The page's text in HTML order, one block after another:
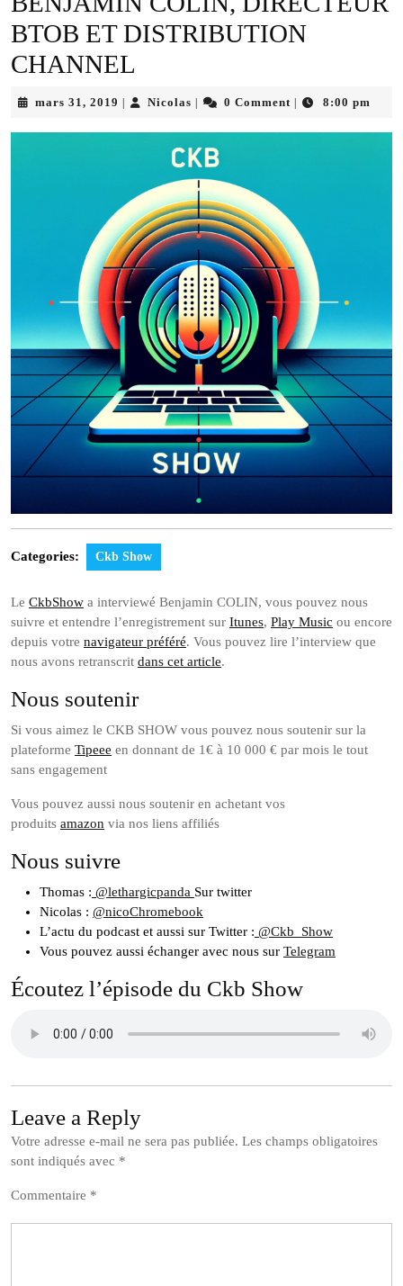
BTOB ET DISTRIBUTION
CHANNEL
mars 31, 2019 mars
2019
Nicolas Nicolas0 Comment 8:00 pm
Categories: Ckb Show
Le CkbShow a interviewé Benjamin COLIN, vous pouvez nous
suivre et entendre l’enregistrement sur Itunes, Play Music ou encore
depuis votre navigateur préféré. Vous pouvez lire l’interview que
nous avons retranscrit dans cet article.
Nous soutenir
Si vous aimez le CKB SHOW vous pouvez nous soutenir sur la
plateforme Tipeee en donnant de 1€ à 10 000 € par mois le tout
sans engagement
Vous pouvez aussi nous soutenir en achetant vos
produits amazon via nos liens affiliés
Nous suivre
Thomas : @lethargicpanda Sur twitter
Nicolas : @nicoChromebook
L’actu du podcast et aussi sur Twitter : @Ckb_Show
Vous pouvez aussi échanger avec nous sur Telegram
Écoutez l’épisode du Ckb Show
Leave a Reply
Votre adresse e-mail ne sera pas publiée. Les champs obligatoires
sont indiqués avec *
Commentaire *